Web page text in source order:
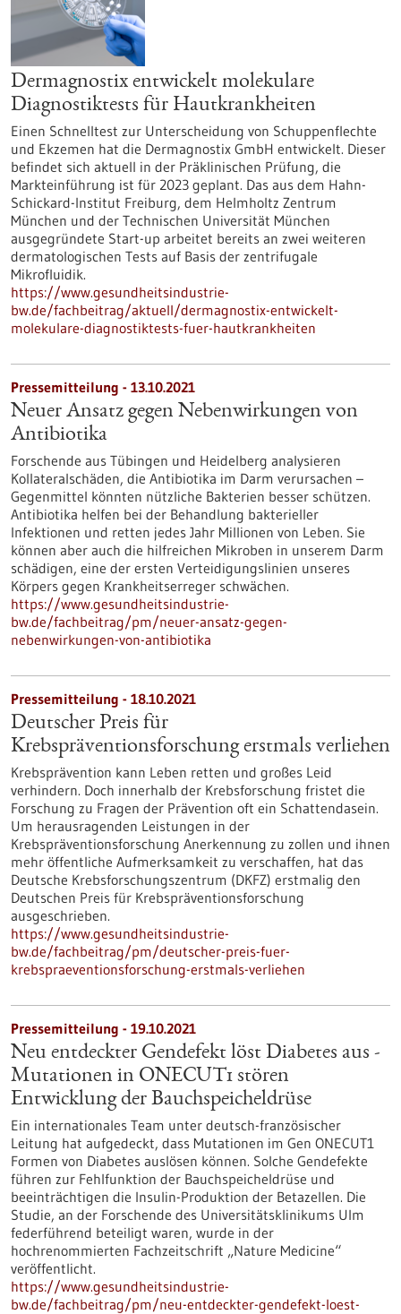
Dermagnostix entwickelt molekulare
Diagnostiktests für Hautkrankheiten
Einen Schnelltest zur Unterscheidung von Schuppenflechte
und Ekzemen hat die Dermagnostix GmbH entwickelt. Dieser
befindet sich aktuell in der Präklinischen Prüfung, die
Markteinführung ist für 2023 geplant. Das aus dem Hahn-
Schickard-Institut Freiburg, dem Helmholtz Zentrum
München und der Technischen Universität München
ausgegründete Start-up arbeitet bereits an zwei weiteren
dermatologischen Tests auf Basis der zentrifugale
Mikrofluidik.
https://www.gesundheitsindustrie-
bw.de/fachbeitrag/aktuell/dermagnostix-entwickelt-
molekulare-diagnostiktests-fuer-hautkrankheiten
Pressemitteilung - 13.10.2021
Neuer Ansatz gegen Nebenwirkungen von
Antibiotika
Forschende aus Tübingen und Heidelberg analysieren
Kollateralschäden, die Antibiotika im Darm verursachen –
Gegenmittel könnten nützliche Bakterien besser schützen.
Antibiotika helfen bei der Behandlung bakterieller
Infektionen und retten jedes Jahr Millionen von Leben. Sie
können aber auch die hilfreichen Mikroben in unserem Darm
schädigen, eine der ersten Verteidigungslinien unseres
Körpers gegen Krankheitserreger schwächen.
https://www.gesundheitsindustrie-
bw.de/fachbeitrag/pm/neuer-ansatz-gegen-
nebenwirkungen-von-antibiotika
Pressemitteilung - 18.10.2021
Deutscher Preis für
Krebspräventionsforschung erstmals verliehen
Krebsprävention kann Leben retten und großes Leid
verhindern. Doch innerhalb der Krebsforschung fristet die
Forschung zu Fragen der Prävention oft ein Schattendasein.
Um herausragenden Leistungen in der
Krebspräventionsforschung Anerkennung zu zollen und ihnen
mehr öffentliche Aufmerksamkeit zu verschaffen, hat das
Deutsche Krebsforschungszentrum (DKFZ) erstmalig den
Deutschen Preis für Krebspräventionsforschung
ausgeschrieben.
https://www.gesundheitsindustrie-
bw.de/fachbeitrag/pm/deutscher-preis-fuer-
krebspraeventionsforschung-erstmals-verliehen
Pressemitteilung - 19.10.2021
Neu entdeckter Gendefekt löst Diabetes aus -
Mutationen in ONECUT1 stören
Entwicklung der Bauchspeicheldrüse
Ein internationales Team unter deutsch-französischer
Leitung hat aufgedeckt, dass Mutationen im Gen ONECUT1
Formen von Diabetes auslösen können. Solche Gendefekte
führen zur Fehlfunktion der Bauchspeicheldrüse und
beeinträchtigen die Insulin-Produktion der Betazellen. Die
Studie, an der Forschende des Universitätsklinikums Ulm
federführend beteiligt waren, wurde in der
hochrenommierten Fachzeitschrift „Nature Medicine“
veröffentlicht.
https://www.gesundheitsindustrie-
bw.de/fachbeitrag/pm/neu-entdeckter-gendefekt-loest-